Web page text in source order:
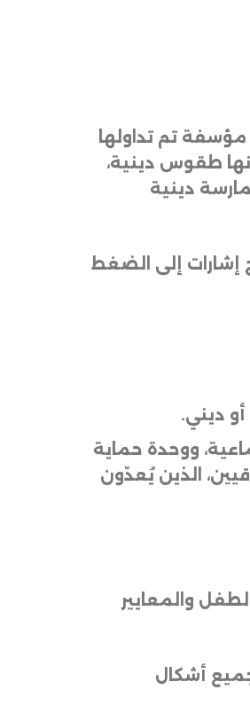
تم تداولها
طقوس دينية،
دينية
إشارات إلى الضغط
ديني.
ووحدة حماية
الذين يُعدّون
والمعايير
جميع أشكال